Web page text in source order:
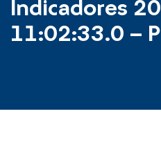
Indicadores
11:02:33.0 –